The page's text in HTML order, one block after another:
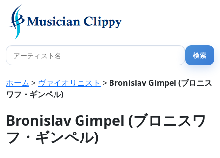
ホーム > ヴァイオリニスト > Bronislav Gimpel (ブロニス
ワフ・ギンペル)
Bronislav Gimpel (ブロニスワ
フ・ギンペル)